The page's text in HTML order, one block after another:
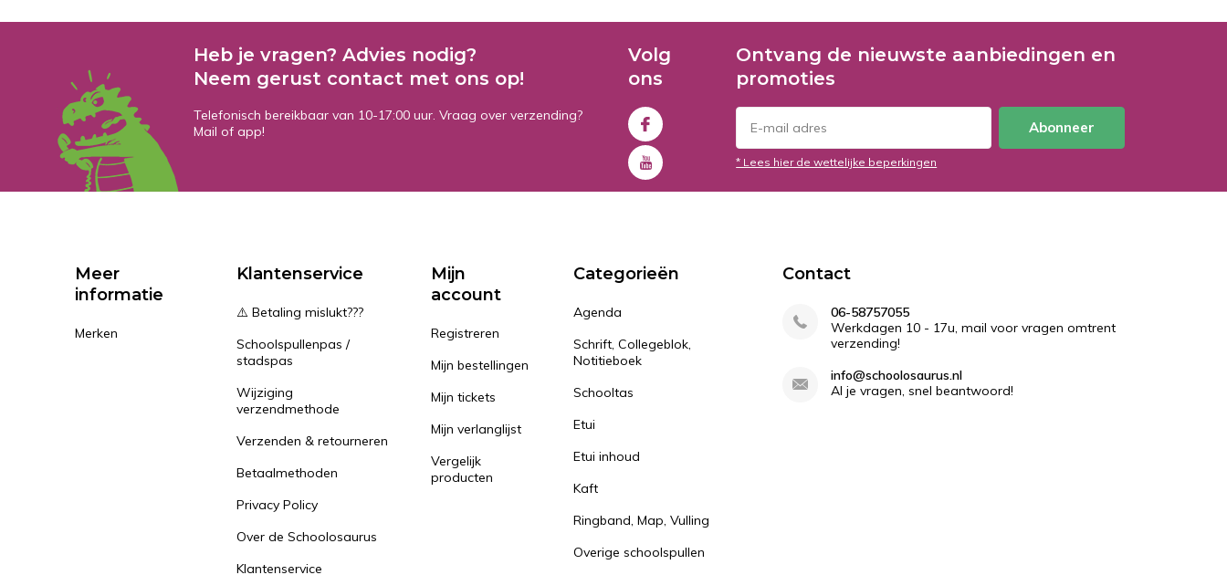
Heb je vragen? Advies nodig?
Neem gerust contact met ons op!
Telefonisch bereikbaar van 10-17:00 uur. Vraag over verzending?
Mail of app!
Volg
ons
Ontvang de nieuwste aanbiedingen en
promoties
Abonneer
* Lees hier de wettelijke beperkingen
Meer
informatie
Merken
Klantenservice
⚠️ Betaling mislukt???
Schoolspullenpas /
stadspas
Wijziging
verzendmethode
Verzenden & retourneren
Betaalmethoden
Privacy Policy
Over de Schoolosaurus
Klantenservice
Mijn
account
Registreren
Mijn bestellingen
Mijn tickets
Mijn verlanglijst
Vergelijk
producten
Categorieën
Agenda
Schrift, Collegeblok,
Notitieboek
Schooltas
Etui
Etui inhoud
Kaft
Ringband, Map, Vulling
Overige schoolspullen
Contact
06-58757055
Werkdagen 10 - 17u, mail voor vragen omtrent
verzending!
info@schoolosaurus.nl
Al je vragen, snel beantwoord!